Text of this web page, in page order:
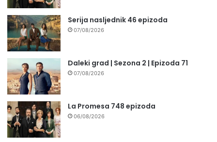
Serija nasljednik 46 epizoda
07/08/2026
Daleki grad | Sezona 2 | Epizoda 71
07/08/2026
La Promesa 748 epizoda
06/08/2026